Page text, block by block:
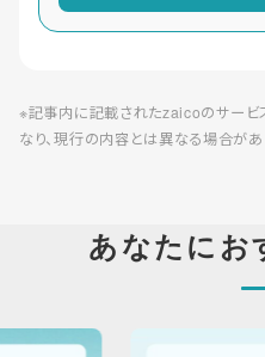
※記事内に記載されたzaicoのサー
なり、現行の内容とは異なる場合があ
あなたにお